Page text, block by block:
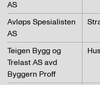
AS
Avløps Spesialisten
AS
Teigen Bygg og
Trelast AS avd
Byggern Proff